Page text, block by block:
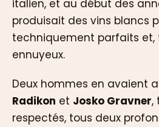
italien, et au début des
produisait des vins blancs
techniquement parfaits et,
ennuyeux.
Deux hommes en avaient
Radikon et Josko Gravner,
respectés, tous deux